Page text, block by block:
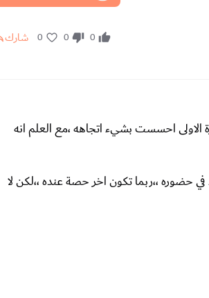
0
0
0 شارك
الاولى احسست بشيء اتجاهه ،مع العلم انه
حضوره ،،ربما تكون اخر حصة عنده ،،لكن لا